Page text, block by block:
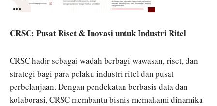
CRSC: Pusat Riset & Inovasi untuk Industri Ritel
CRSC hadir sebagai wadah berbagi wawasan, riset, dan
strategi bagi para pelaku industri ritel dan pusat
perbelanjaan. Dengan pendekatan berbasis data dan
kolaborasi, CRSC membantu bisnis memahami dinamika